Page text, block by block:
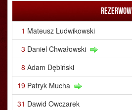
Rezerwowi
1 Mateusz Ludwikowski
3 Daniel Chwałowski
8 Adam Dębiński
19 Patryk Mucha
31 Dawid Owczarek